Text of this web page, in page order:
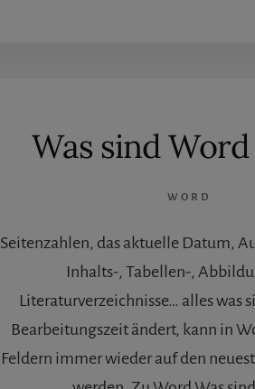
Was sind
WORD
Seitenzahlen, das aktuelle Datum,
Inhalts-, Tabellen-,
Literaturverzeichnisse… alles was
Bearbeitungszeit ändert, kann in
Feldern immer wieder auf den